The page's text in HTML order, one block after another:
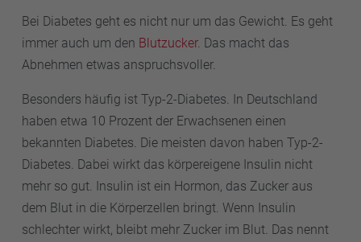
Bei Diabetes geht es nicht nur um das Gewicht. Es geht
immer auch um den Blutzucker. Das macht das
Abnehmen etwas anspruchsvoller.
Besonders häufig ist Typ-2-Diabetes. In Deutschland
haben etwa 10 Prozent der Erwachsenen einen
bekannten Diabetes. Die meisten davon haben Typ-2-
Diabetes. Dabei wirkt das körpereigene Insulin nicht
mehr so gut. Insulin ist ein Hormon, das Zucker aus
dem Blut in die Körperzellen bringt. Wenn Insulin
schlechter wirkt, bleibt mehr Zucker im Blut. Das nennt